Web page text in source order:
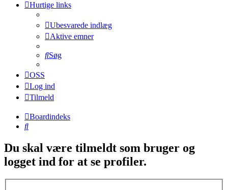
Hurtige links
Ubesvarede indlæg
Aktive emner
Søg
OSS
Log ind
Tilmeld
Boardindeks
Søg
Du skal være tilmeldt som bruger og
logget ind for at se profiler.